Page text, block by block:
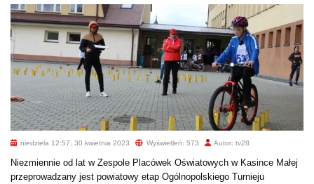
niedziela 12:57, 30 kwietnia 2023 Wyświetleń: 573 Autor: tv28
Niezmiennie od lat w Zespole Placówek Oświatowych w Kasince Małej
przeprowadzany jest powiatowy etap Ogólnopolskiego Turnieju